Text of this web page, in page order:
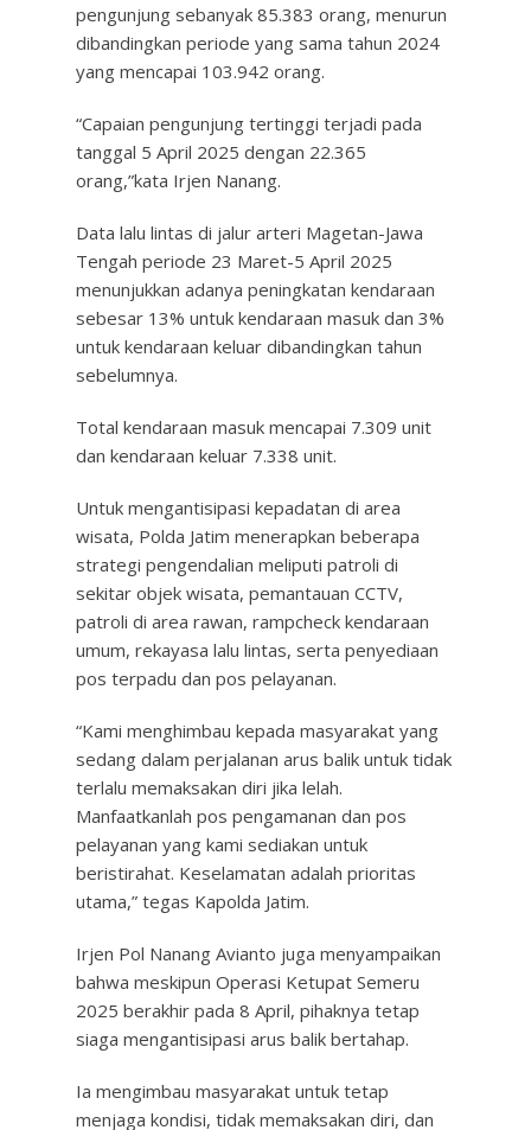
pengunjung sebanyak 85.383 orang, menurun
dibandingkan periode yang sama tahun 2024
yang mencapai 103.942 orang.
“Capaian pengunjung tertinggi terjadi pada
tanggal 5 April 2025 dengan 22.365
orang,”kata Irjen Nanang.
Data lalu lintas di jalur arteri Magetan-Jawa
Tengah periode 23 Maret-5 April 2025
menunjukkan adanya peningkatan kendaraan
sebesar 13% untuk kendaraan masuk dan 3%
untuk kendaraan keluar dibandingkan tahun
sebelumnya.
Total kendaraan masuk mencapai 7.309 unit
dan kendaraan keluar 7.338 unit.
Untuk mengantisipasi kepadatan di area
wisata, Polda Jatim menerapkan beberapa
strategi pengendalian meliputi patroli di
sekitar objek wisata, pemantauan CCTV,
patroli di area rawan, rampcheck kendaraan
umum, rekayasa lalu lintas, serta penyediaan
pos terpadu dan pos pelayanan.
“Kami menghimbau kepada masyarakat yang
sedang dalam perjalanan arus balik untuk tidak
terlalu memaksakan diri jika lelah.
Manfaatkanlah pos pengamanan dan pos
pelayanan yang kami sediakan untuk
beristirahat. Keselamatan adalah prioritas
utama,” tegas Kapolda Jatim.
Irjen Pol Nanang Avianto juga menyampaikan
bahwa meskipun Operasi Ketupat Semeru
2025 berakhir pada 8 April, pihaknya tetap
siaga mengantisipasi arus balik bertahap.
Ia mengimbau masyarakat untuk tetap
menjaga kondisi, tidak memaksakan diri, dan